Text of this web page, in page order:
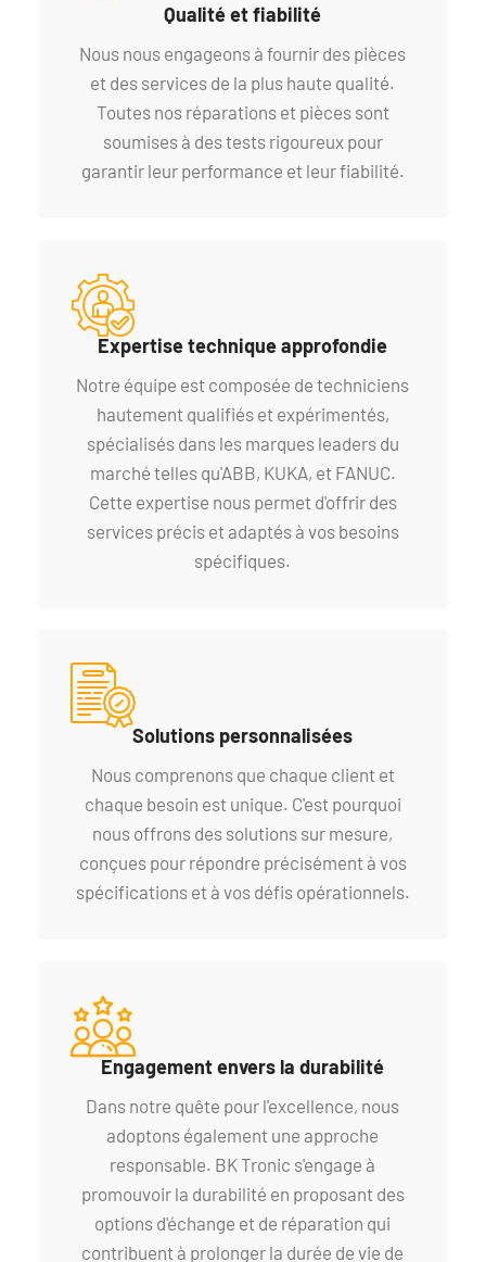
Qualité et fiabilité
Nous nous engageons à fournir des pièces
et des services de la plus haute qualité.
Toutes nos réparations et pièces sont
soumises à des tests rigoureux pour
garantir leur performance et leur fiabilité.
Expertise technique approfondie
Notre équipe est composée de techniciens
hautement qualifiés et expérimentés,
spécialisés dans les marques leaders du
marché telles qu'ABB, KUKA, et FANUC.
Cette expertise nous permet d'offrir des
services précis et adaptés à vos besoins
spécifiques.
Solutions personnalisées
Nous comprenons que chaque client et
chaque besoin est unique. C'est pourquoi
nous offrons des solutions sur mesure,
conçues pour répondre précisément à vos
spécifications et à vos défis opérationnels.
Engagement envers la durabilité
Dans notre quête pour l'excellence, nous
adoptons également une approche
responsable. BK Tronic s'engage à
promouvoir la durabilité en proposant des
options d'échange et de réparation qui
contribuent à prolonger la durée de vie de